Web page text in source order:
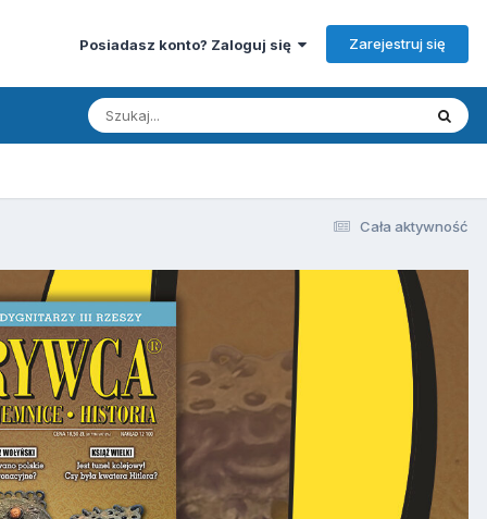
Posiadasz konto? Zaloguj się Zarejestruj się
Cała aktywność